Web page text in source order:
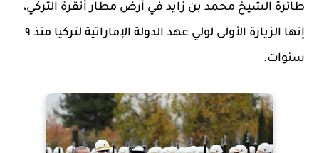
طائرة الشيخ محمد بن زايد في أرض مطار أنقرة التركي،
إنها الزيارة الأولى لولي عهد الدولة الإماراتية لتركيا منذ ٩
سنوات.